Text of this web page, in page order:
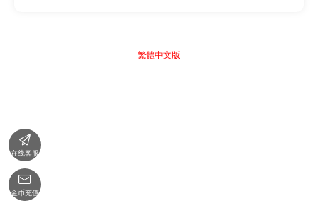
繁體中文版

在线客服

金币充值